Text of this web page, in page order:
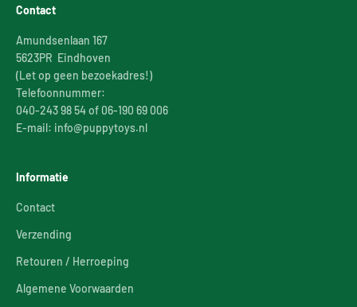
Contact
Amundsenlaan 167
5623PR Eindhoven
(Let op geen bezoekadres!)
Telefoonnummer:
040-243 98 54 of 06-190 69 006
E-mail: info@puppytoys.nl
Informatie
Contact
Verzending
Retouren / Herroeping
Algemene Voorwaarden